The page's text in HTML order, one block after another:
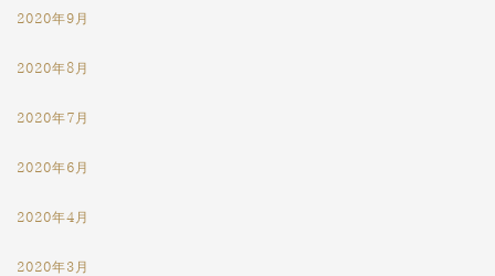
2020年9月
2020年8月
2020年7月
2020年6月
2020年4月
2020年3月